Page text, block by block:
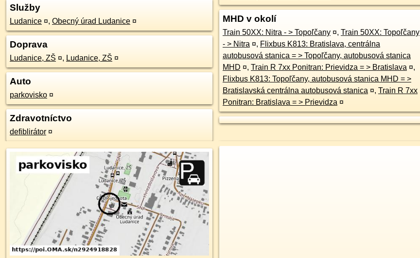
Služby
Ludanice ¤, Obecný úrad Ludanice ¤
Doprava
Ludanice, ZŠ ¤, Ludanice, ZŠ ¤
Auto
parkovisko ¤
Zdravotníctvo
defiblirátor ¤
MHD v okolí
Train 50XX: Nitra - > Topoľčany ¤, Train 50XX: Topoľčany
- > Nitra ¤, Flixbus K813: Bratislava, centrálna
autobusová stanica = > Topoľčany, autobusová stanica
MHD ¤, Train R 7xx Ponitran: Prievidza = > Bratislava ¤,
Flixbus K813: Topoľčany, autobusová stanica MHD = >
Bratislavská centrálna autobusová stanica ¤, Train R 7xx
Ponitran: Bratislava = > Prievidza ¤